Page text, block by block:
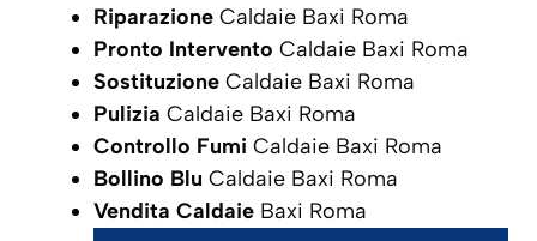
Riparazione Caldaie Baxi Roma
Pronto Intervento Caldaie Baxi Roma
Sostituzione Caldaie Baxi Roma
Pulizia Caldaie Baxi Roma
Controllo Fumi Caldaie Baxi Roma
Bollino Blu Caldaie Baxi Roma
Vendita Caldaie Baxi Roma